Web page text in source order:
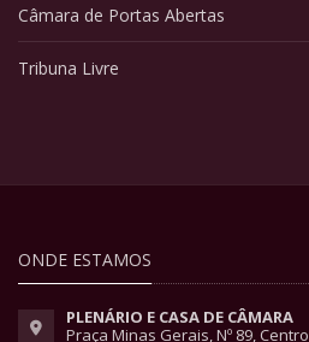
Câmara de Portas Abertas
Tribuna Livre
ONDE ESTAMOS
PLENÁRIO E CASA DE CÂMARA
Praça Minas Gerais, Nº 89, Centro